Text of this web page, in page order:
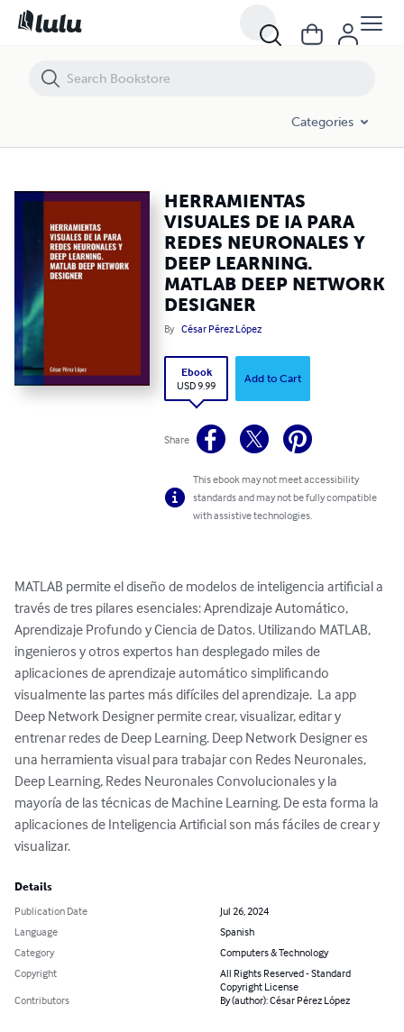
Categories
HERRAMIENTAS
VISUALES DE IA PARA
REDES NEURONALES Y
DEEP LEARNING.
MATLAB DEEP NETWORK
DESIGNER
By César Pérez López
Ebook
USD 9.99
Add to Cart
Share
This ebook may not meet accessibility
standards and may not be fully compatible
with assistive technologies.
MATLAB permite el diseño de modelos de inteligencia artificial a
través de tres pilares esenciales: Aprendizaje Automático,
Aprendizaje Profundo y Ciencia de Datos. Utilizando MATLAB,
ingenieros y otros expertos han desplegado miles de
aplicaciones de aprendizaje automático simplificando
visualmente las partes más difíciles del aprendizaje.  La app
Deep Network Designer permite crear, visualizar, editar y
entrenar redes de Deep Learning. Deep Network Designer es
una herramienta visual para trabajar con Redes Neuronales,
Deep Learning, Redes Neuronales Convolucionales y la
mayoría de las técnicas de Machine Learning. De esta forma la
aplicaciones de Inteligencia Artificial son más fáciles de crear y
visualizar.
Details
Publication Date
Jul 26, 2024
Language
Spanish
Category
Computers & Technology
Copyright
All Rights Reserved - Standard
Copyright License
Contributors
By (author): César Pérez López
HERRAMIENTAS VISUALES DE IA PARA REDES NEURONALES Y